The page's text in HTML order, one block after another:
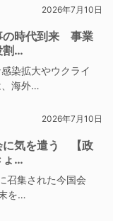
2026年7月10日
の時代到来 事業
割…
染拡大やウクライ
、海外…
2026年7月10日
に気を遣う 【政
ょ…
召集された今国会
を…